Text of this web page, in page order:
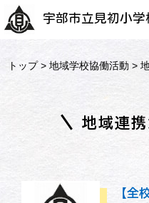
宇部市立見初小学
トップ>地域学校協働活動 >
地域連携
【全